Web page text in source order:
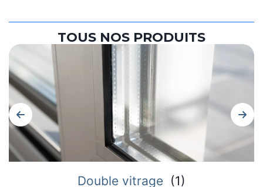
TOUS NOS PRODUITS
Double vitrage (1)